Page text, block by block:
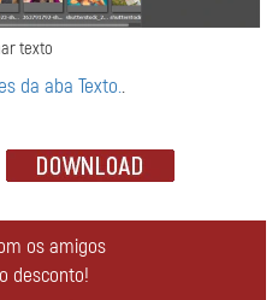
texto
da aba Texto..
os amigos
desconto!